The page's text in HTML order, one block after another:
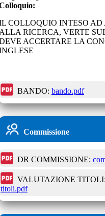
COLLOQUIO INTESO
RICERCA, VERTE
ACCERTARE LA
BANDO: bando.pdf
Commissione
DR COMMISSIONE:
VALUTAZIONE TITOLI:
titoli.pdf